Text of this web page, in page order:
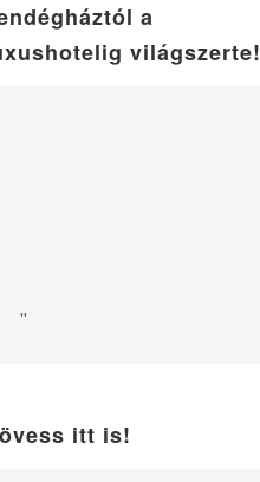
a
világszerte!
"
itt is!